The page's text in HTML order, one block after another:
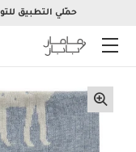
حمّلي التطبيق